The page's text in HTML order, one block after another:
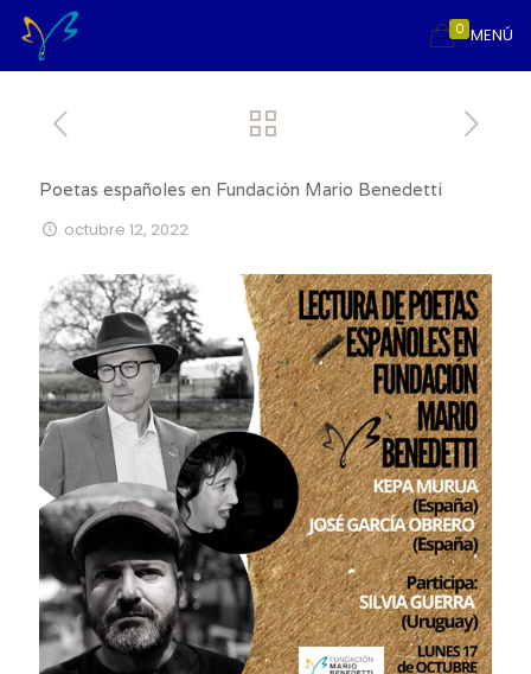
MENÚ
0
Poetas españoles en Fundación Mario Benedetti
octubre 12, 2022